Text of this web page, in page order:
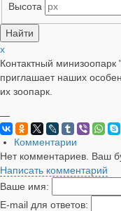
Высота
x
Контактный минизоопарк
приглашает наших
их зоопарк.
—
Комментарии
Нет комментариев. Ваш
Написать комментарий
Ваше имя:
E-mail для ответов: